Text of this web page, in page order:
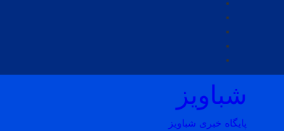
شباویز
پایگاه خبری شباویز